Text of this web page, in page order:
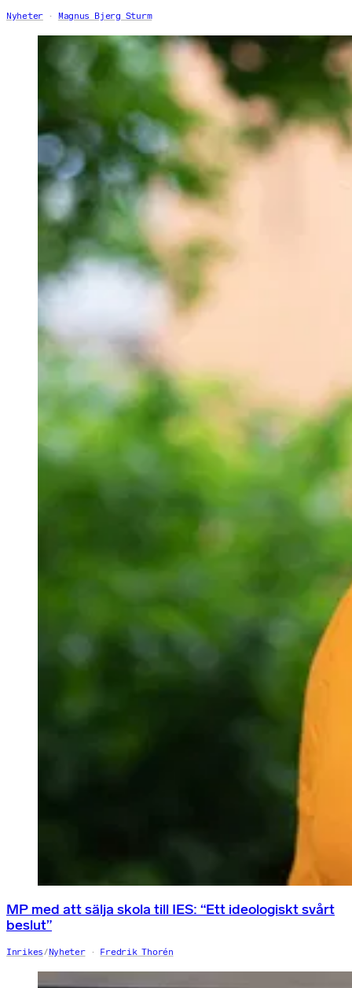
Nyheter Magnus Bjerg Sturm
MP med att sälja skola till IES: “Ett ideologiskt svårt
beslut”
Inrikes /Nyheter Fredrik Thorén